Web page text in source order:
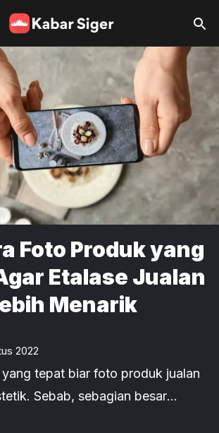
Foto Produk yang
Etalase Jualan
Menarik
2022
tepat biar foto produk jualan
Sebab, sebagian besar